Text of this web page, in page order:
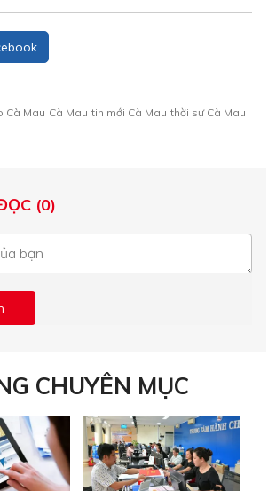
Cà Mau Cà Mau tin mới Cà Mau thời sự Cà Mau
(0)
CHUYÊN MỤC